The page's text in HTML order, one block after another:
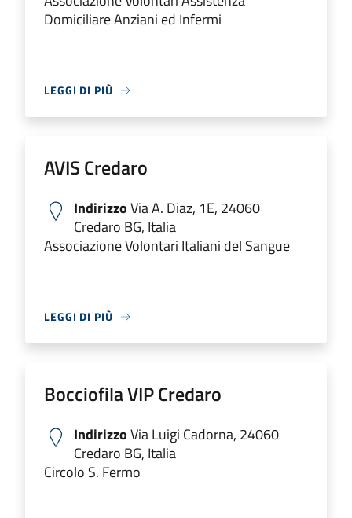
Domiciliare Anziani ed Infermi
LEGGI DI PIÙ
AVIS Credaro
IndirizzoVia A. Diaz, 1E, 24060
Credaro BG, Italia
Associazione Volontari Italiani del Sangue
LEGGI DI PIÙ
Bocciofila VIP Credaro
IndirizzoVia Luigi Cadorna, 24060
Credaro BG, Italia
Circolo S. Fermo